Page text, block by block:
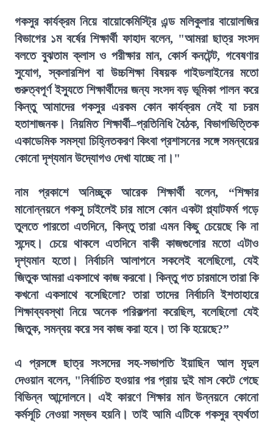
গকসুর কার্যক্রম নিয়ে বায়োকেমিস্ট্রি এন্ড মলিকুলার বায়োলজির
বিভাগের ১ম বর্ষের শিক্ষার্থী ফাহাদ বলেন, "আমরা ছাত্র সংসদ
বলতে বুঝতাম ক্লাস ও পরীক্ষার মান, কোর্স কনটেন্ট, গবেষণার
সুযোগ, স্কলারশিপ বা উচ্চশিক্ষা বিষয়ক গাইডলাইনের মতো
গুরুত্বপূর্ণ ইস্যুতে শিক্ষার্থীদের জন্য সংসদ বড় ভূমিকা পালন করে
কিন্তু আমাদের গকসুর এরকম কোন কার্যক্রম নেই যা চরম
হতাশাজনক। নিয়মিত শিক্ষার্থী–প্রতিনিধি বৈঠক, বিভাগভিত্তিক
একাডেমিক সমস্যা চিহ্নিতকরণ কিংবা প্রশাসনের সঙ্গে সমন্বয়ের
কোনো দৃশ্যমান উদ্যোগও দেখা যাচ্ছে না।"
নাম প্রকাশে অনিচ্ছুক আরেক শিক্ষার্থী বলেন, “শিক্ষার
মানোন্নয়নে গকসু চাইলেই চার মাসে কোন একটা প্ল্যাটফর্ম গড়ে
তুলতে পারতো এতদিনে, কিন্তু তারা এমন কিছু চেয়েছে কি না
সন্দেহ। চেয়ে থাকলে এতদিনে বাকী কাজগুলোর মতো এটাও
দৃশ্যমান হতো। নির্বাচনি আলাপনে সকলেই বলেছিলো, যেই
জিতুক আমরা একসাথে কাজ করবো। কিন্তু গত চারমাসে তারা কি
কখনো একসাথে বসেছিলো? তারা তাদের নির্বাচনি ইশতাহারে
শিক্ষাব্যবস্থা নিয়ে অনেক পরিকল্পনা করেছিল, বলেছিলো যেই
জিতুক, সমন্বয় করে সব কাজ করা হবে। তা কি হয়েছে?”
এ প্রসঙ্গে ছাত্র সংসদের সহ-সভাপতি ইয়াছিন আল মৃদুল
দেওয়ান বলেন, "নির্বাচিত হওয়ার পর প্রায় দুই মাস কেটে গেছে
বিভিন্ন আন্দোলনে। এই কারণে শিক্ষার মান উন্নয়নে কোনো
কর্মসূচি নেওয়া সম্ভব হয়নি। তাই আমি এটিকে গকসুর ব্যর্থতা